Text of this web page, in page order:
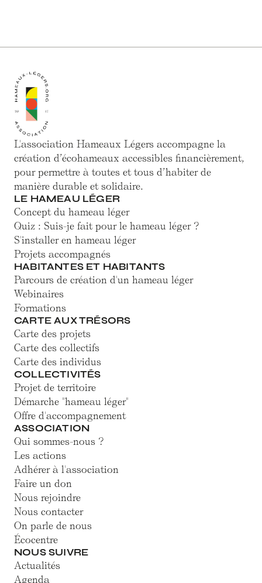
L'association Hameaux Légers accompagne la
création d’écohameaux accessibles financièrement,
pour permettre à toutes et tous d’habiter de
manière durable et solidaire.
LE HAMEAU LÉGER
Concept du hameau léger
Quiz : Suis-je fait pour le hameau léger ?
S'installer en hameau léger
Projets accompagnés
HABITANTES ET HABITANTS
Parcours de création d'un hameau léger
Webinaires
Formations
CARTE AUX TRÉSORS
Carte des projets
Carte des collectifs
Carte des individus
COLLECTIVITÉS
Projet de territoire
Démarche "hameau léger"
Offre d'accompagnement
ASSOCIATION
Qui sommes-nous ?
Les actions
Adhérer à l'association
Faire un don
Nous rejoindre
Nous contacter
On parle de nous
Écocentre
NOUS SUIVRE
Actualités
Agenda